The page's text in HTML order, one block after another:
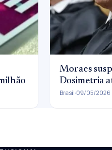
Moraes
Dosimetria
Brasil 09/05/2026